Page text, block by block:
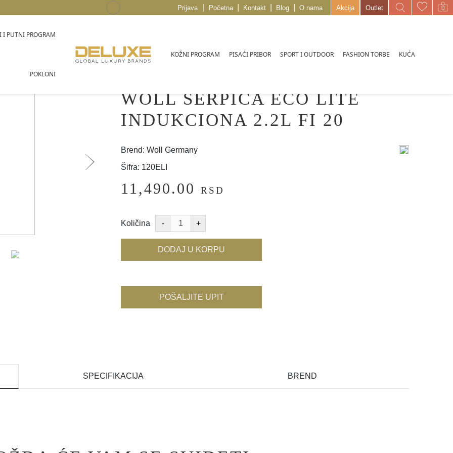
Prijava Početna Kontakt Blog O nama Akcija Outlet
I PUTNI PROGRAM
POKLONI
KOŽNI PROGRAM PISAĆI PRIBOR SPORT I OUTDOOR FASHION TORBE KUĆA
WOLL ŠERPICA ECO LITE
INDUKCIONA 2.2L FI 20
Brend: Woll Germany
Šifra: 120ELI
11,490.00 RSD
Količina
DODAJ U KORPU
POŠALJITE UPIT
SPECIFIKACIJA BREND